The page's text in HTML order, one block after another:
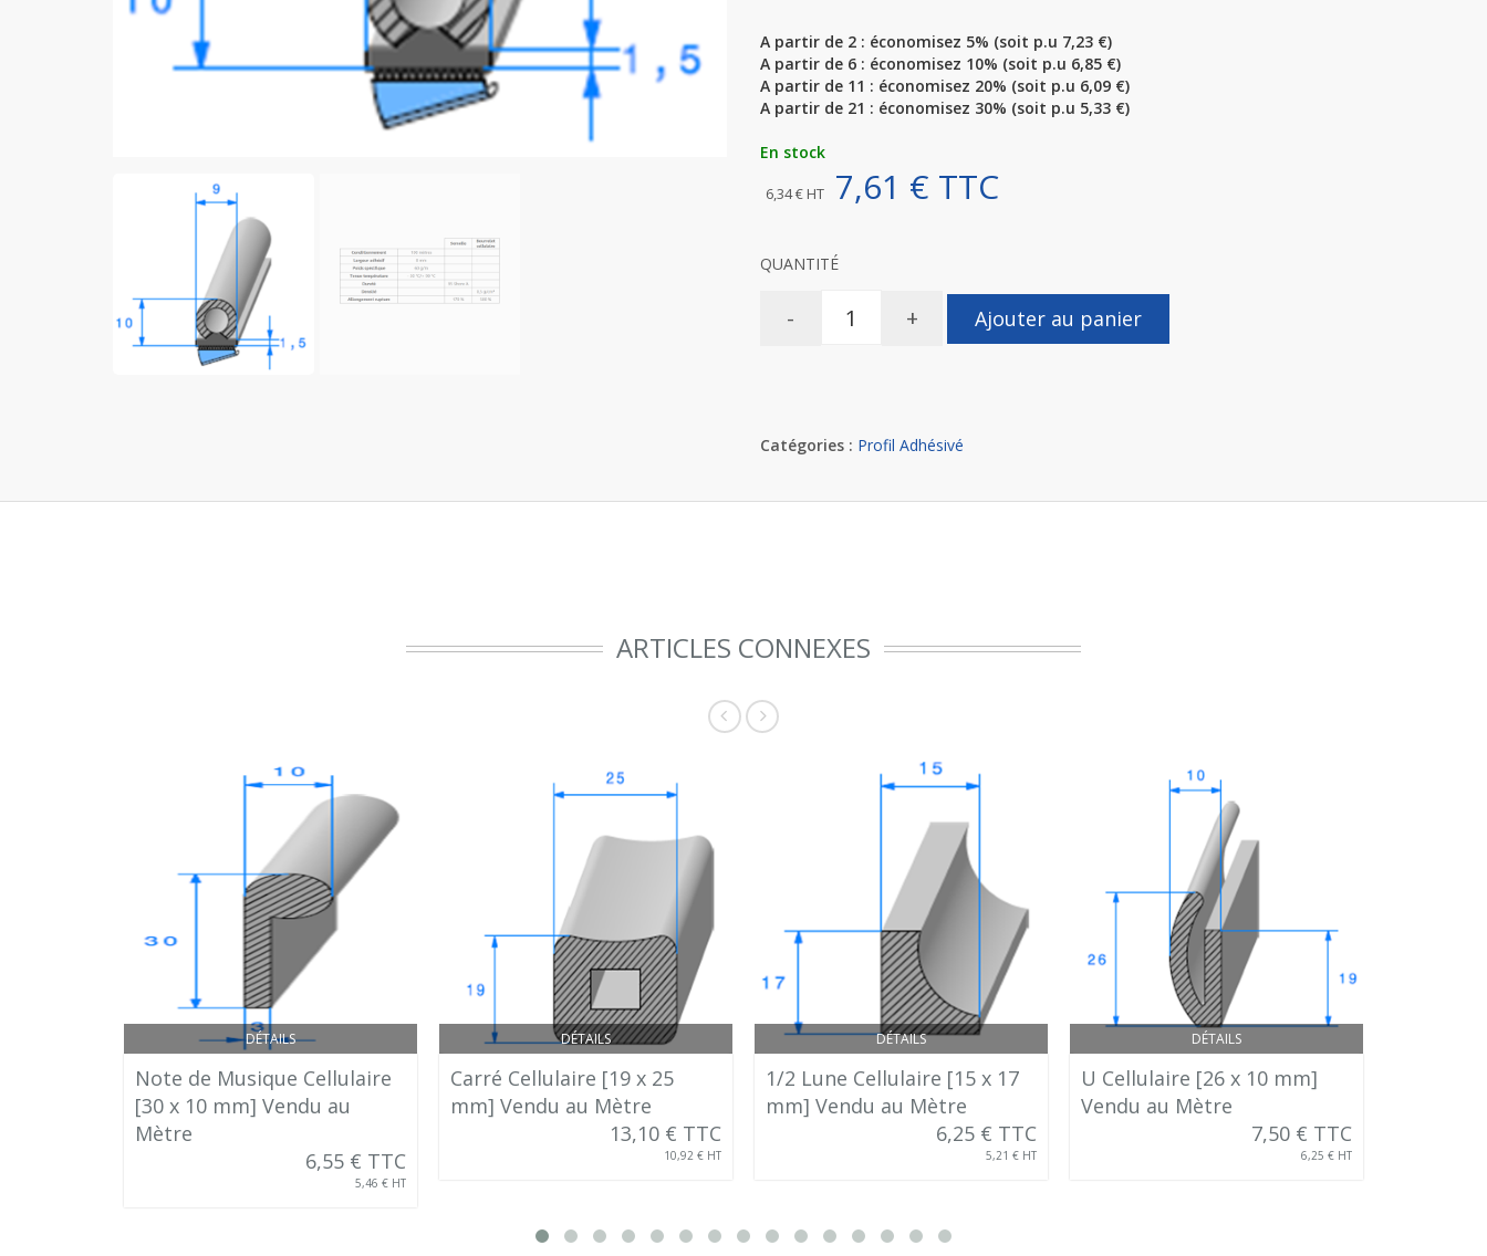
A partir de 2 : économisez 5% (soit p.u 7,23 €)
A partir de 6 : économisez 10% (soit p.u 6,85 €)
A partir de 11 : économisez 20% (soit p.u 6,09 €)
A partir de 21 : économisez 30% (soit p.u 5,33 €)
En stock
6,34 € HT 7,61 € TTC
QUANTITÉ
- + Ajouter au panier
Catégories : Profil Adhésivé
ARTICLES CONNEXES
DÉTAILS
Note de Musique Cellulaire
[30 x 10 mm] Vendu au
Mètre
6,55 € TTC
5,46 € HT
DÉTAILS
Carré Cellulaire [19 x 25
mm] Vendu au Mètre
13,10 € TTC
10,92 € HT
DÉTAILS
1/2 Lune Cellulaire [15 x 17
mm] Vendu au Mètre
6,25 € TTC
5,21 € HT
DÉTAILS
U Cellulaire [26 x 10 mm]
Vendu au Mètre
7,50 € TTC
6,25 € HT